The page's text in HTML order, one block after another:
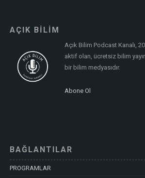
AÇIK BİLİM
Açık Bilim Podcast Kanalı,
aktif olan, ücretsiz bilim
bir bilim medyasıdır.
Abone Ol
BAĞLANTILAR
PROGRAMLAR